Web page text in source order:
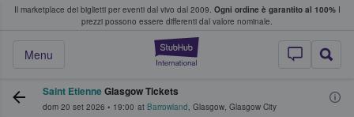
Il marketplace dei biglietti per eventi dal vivo dal 2009. Ogni ordine è garantito al 100%I
prezzi possono essere differenti dal valore nominale.
StubHub - Dove
Menu
fan comprano e vendono biglietti
Saint EtienneGlasgow Tickets
dom 20 set 2026 • 19:00 at Barrowland, Glasgow, Glasgow City